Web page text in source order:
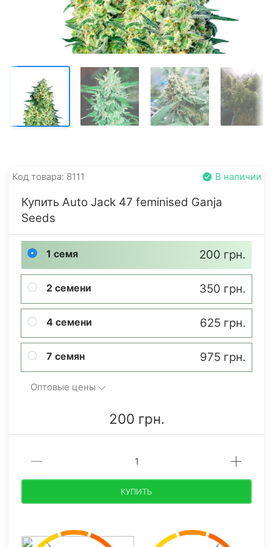
Код товара: 8111 В наличии
Купить Auto Jack 47 feminised Ganja
Seeds
1 семя 200 грн.
2 семени 350 грн.
4 семени 625 грн.
7 семян 975 грн.
Оптовые цены
200 грн.
КУПИТЬ